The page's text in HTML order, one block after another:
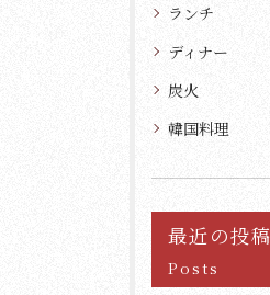
ランチ
ディナー
炭火
韓国料理
最近の投稿
Posts